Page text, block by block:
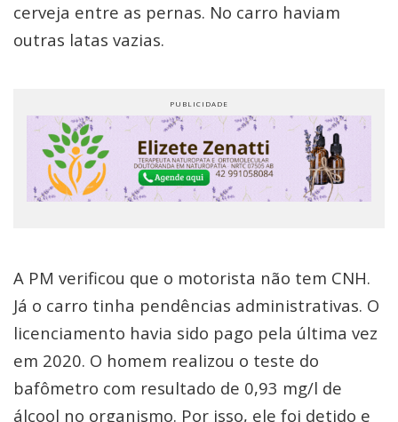
cerveja entre as pernas. No carro haviam
outras latas vazias.
A PM verificou que o motorista não tem CNH.
Já o carro tinha pendências administrativas. O
licenciamento havia sido pago pela última vez
em 2020. O homem realizou o teste do
bafômetro com resultado de 0,93 mg/l de
álcool no organismo. Por isso, ele foi detido e